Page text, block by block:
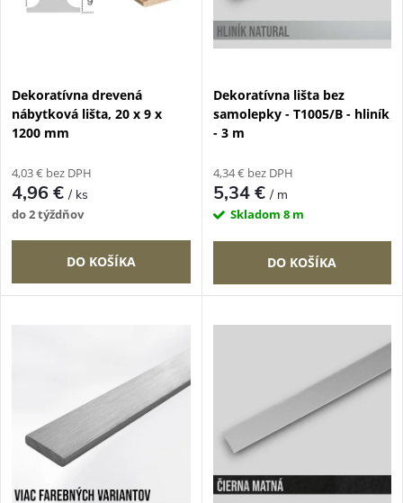
p
o
d
u
o
p
r
o
d
k
v
Dekoratívna drevená
nábytková lišta, 20 x 9 x
1200 mm
4,03 € bez DPH
4,96 €/ ks
do 2 týždňov
DO KOŠÍKA
Dekoratívna lišta bez
samolepky - T1005/B - hliník
- 3 m
4,34 € bez DPH
5,34 €/ m
Skladom 8 m
DO KOŠÍKA